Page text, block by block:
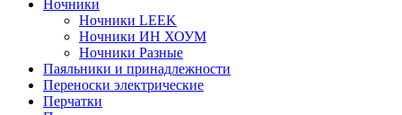
Ночники
Ночники LEEK
Ночники ИН ХОУМ
Ночники Разные
Паяльники и принадлежности
Переноски электрические
Перчатки